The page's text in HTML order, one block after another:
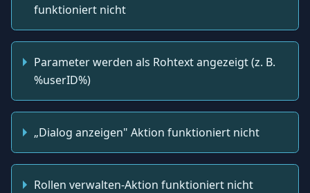
funktioniert nicht
Parameter werden als Rohtext angezeigt (z. B.
%userID%)
„Dialog anzeigen" Aktion funktioniert nicht
Rollen verwalten-Aktion funktioniert nicht